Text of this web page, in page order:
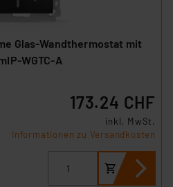
mit
WGTC-A
173.24 CHF
inkl. MwSt.
Informationen zu Versandkosten